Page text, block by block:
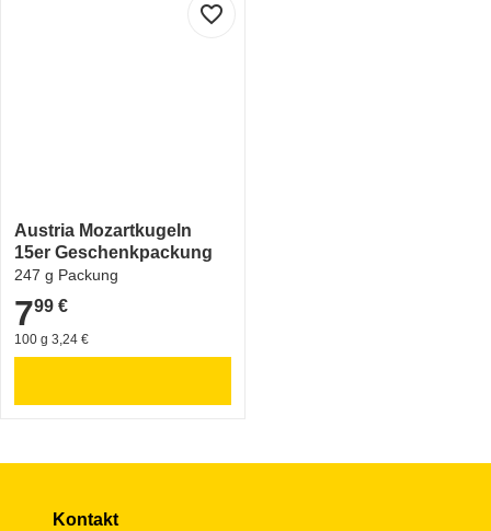
favorite_border
Austria Mozartkugeln
15er Geschenkpackung
247 g Packung
7,99 €
799 €
100 g 3,24 €
Kontakt